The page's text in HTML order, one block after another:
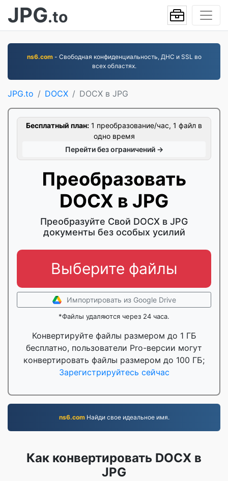
JPG.to
ns6.com- Свободная конфиденциальность, ДНС и SSL во
всех областях.
JPG.to DOCX DOCX в JPG
Бесплатный план: 1 преобразование/час, 1 файл в
одно время
Перейти без ограничений →
Преобразовать
DOCX в JPG
Преобразуйте Свой DOCX в JPG
документы без особых усилий
Выберите файлы
Импортировать из Google Drive
*Файлы удаляются через 24 часа.
Конвертируйте файлы размером до 1 ГБ
бесплатно, пользователи Pro-версии могут
конвертировать файлы размером до 100 ГБ;
Зарегистрируйтесь сейчас
ns6.comНайди свое идеальное имя.
Как конвертировать DOCX в
JPG